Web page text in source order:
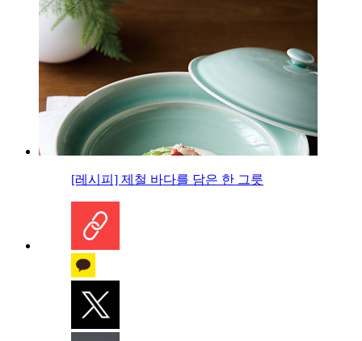
[레시피] 제철 바다를 담은 한 그릇